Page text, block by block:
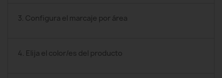
3. Configura el marcaje por área
4. Elija el color/es del producto